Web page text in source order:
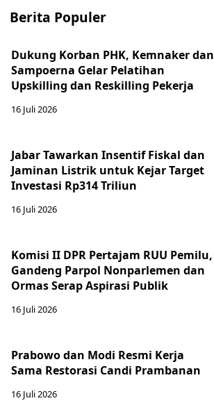
Berita Populer
Dukung Korban PHK, Kemnaker dan
Sampoerna Gelar Pelatihan
Upskilling dan Reskilling Pekerja
16 Juli 2026
Jabar Tawarkan Insentif Fiskal dan
Jaminan Listrik untuk Kejar Target
Investasi Rp314 Triliun
16 Juli 2026
Komisi II DPR Pertajam RUU Pemilu,
Gandeng Parpol Nonparlemen dan
Ormas Serap Aspirasi Publik
16 Juli 2026
Prabowo dan Modi Resmi Kerja
Sama Restorasi Candi Prambanan
16 Juli 2026